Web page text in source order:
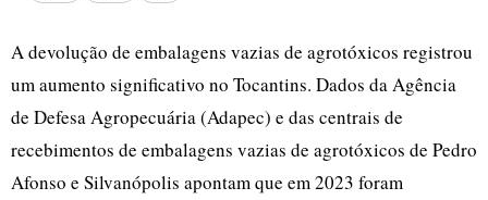
A devolução de embalagens vazias de agrotóxicos registrou
um aumento significativo no Tocantins. Dados da Agência
de Defesa Agropecuária (Adapec) e das centrais de
recebimentos de embalagens vazias de agrotóxicos de Pedro
Afonso e Silvanópolis apontam que em 2023 foram